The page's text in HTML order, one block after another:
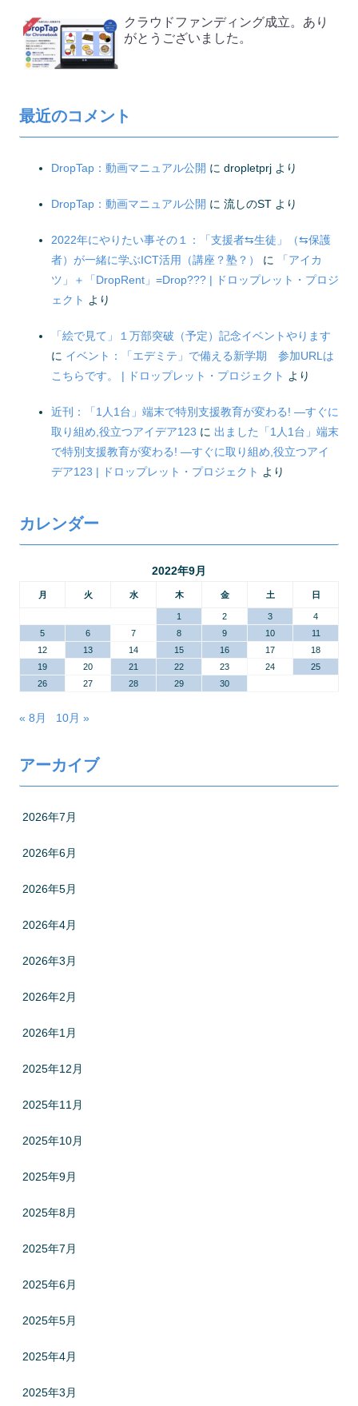
クラウドファンディング成立。あり
がとうございました。
最近のコメント
DropTap：動画マニュアル公開 に dropletprj より
DropTap：動画マニュアル公開 に 流しのST より
2022年にやりたい事その１：「支援者⇆生徒」（⇆保護
者）が一緒に学ぶICT活用（講座？塾？）
に
「アイカ
ツ」＋「DropRent」=Drop??? | ドロップレット・プロジ
ェクト より
「絵で見て」１万部突破（予定）記念イベントやります
に イベント：「エデミテ」で備える新学期 参加URLは
こちらです。 | ドロップレット・プロジェクト より
近刊：「1人1台」端末で特別支援教育が変わる! ―すぐに
取り組め,役立つアイデア123 に 出ました「1人1台」端末
で特別支援教育が変わる! ―すぐに取り組め,役立つアイ
デア123 | ドロップレット・プロジェクト より
カレンダー
2022年9月
月 火 水 木 金 土 日
1 2 3
4
5
6 7 8 9 10
11
12
13 14 15 16 17
18
19
20 21 22 23 24
25
26
27 28 29 30
« 8月 10月 »
アーカイブ
2026年7月
2026年6月
2026年5月
2026年4月
2026年3月
2026年2月
2026年1月
2025年12月
2025年11月
2025年10月
2025年9月
2025年8月
2025年7月
2025年6月
2025年5月
2025年4月
2025年3月